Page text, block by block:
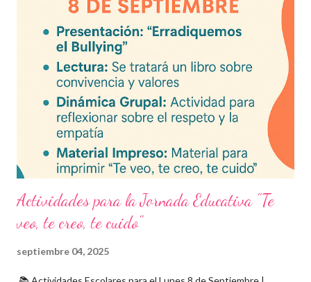
frecuentes Beneficios de utilizar estos exámenes trimestrales
Evaluaciones alineadas al programa oficial. Formato optimizado
para impresión o uso en plataformas educativas. Reactivos que
fortalecen la comprensión y el pensamiento crítico. Ideal para
formación docente y evaluación diagnóstica. Material
descargable PDF editable. Estos exámenes también pueden
integrarse en herramientas digitales pa...
Actividades para la Jornada Educativa "Te
veo, te creo, te cuido"
septiembre 04, 2025